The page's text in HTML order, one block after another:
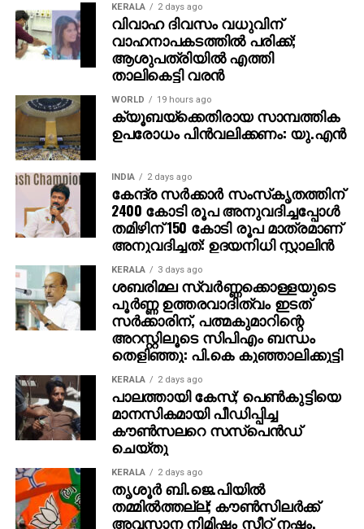
KERALA 2 days ago
വിവാഹ ദിവസം വധുവിന്
വാഹനാപകടത്തില്‍ പരിക്ക്;
ആശുപത്രിയില്‍ എത്തി
താലികെട്ടി വരന്‍
WORLD 19 hours ago
ക്യൂബയ്ക്കെതിരായ സാമ്പത്തിക
ഉപരോധം പിന്‍വലിക്കണം: യു.എന്‍
INDIA 2 days ago
കേന്ദ്ര സര്‍ക്കാര്‍ സംസ്‌കൃതത്തിന്
2400 കോടി രൂപ അനുവദിച്ചപ്പോള്‍
തമിഴിന് 150 കോടി രൂപ മാത്രമാണ്
അനുവദിച്ചത്: ഉദയനിധി സ്റ്റാലിന്‍
KERALA 3 days ago
ശബരിമല സ്വര്‍ണ്ണക്കൊള്ളയുടെ
പൂര്‍ണ്ണ ഉത്തരവാദിത്വം ഇടത്
സര്‍ക്കാരിന്, പത്മകുമാറിന്റെ
അറസ്റ്റിലൂടെ സിപിഎം ബന്ധം
തെളിഞ്ഞു: പി.കെ കുഞ്ഞാലിക്കുട്ടി
KERALA 2 days ago
പാലത്തായി കേസ്; പെൺകുട്ടിയെ
മാനസികമായി പീഡിപ്പിച്ച
കൗൺസലറെ സസ്പെൻഡ്
ചെയ്തു
KERALA 2 days ago
തൃശൂര്‍ ബി.ജെ.പിയില്‍
തമ്മില്‍ത്തല്ല്; കൗണ്‍സിലര്‍ക്ക്
അവസാന നിമിഷം സീറ്റ് നഷ്ടം,